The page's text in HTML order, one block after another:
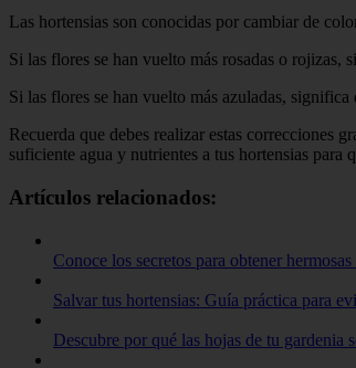
Las hortensias son conocidas por cambiar de
Si las flores se han vuelto más rosadas o
Si las flores se han vuelto más azuladas,
Recuerda que debes realizar estas correcciones
suficiente agua y nutrientes a tus hortensias para
Artículos relacionados:
Conoce los secretos para obtener
Salvar tus hortensias: Guía práctica para
Descubre por qué las hojas de tu gardenia